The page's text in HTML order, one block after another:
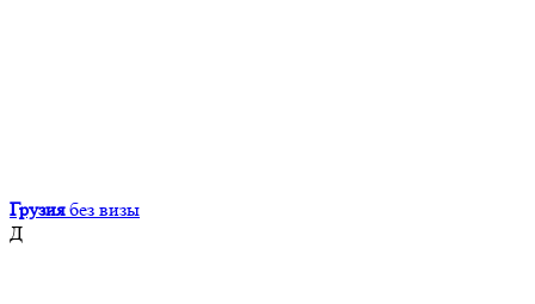
Грузия без визы
Д